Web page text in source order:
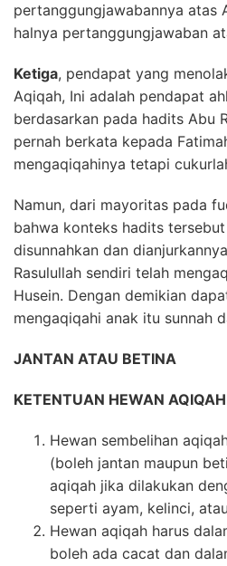
pertanggungjawabannya atas
halnya pertanggungjawaban
Ketiga, pendapat yang
Aqiqah, Ini adalah pendapat
berdasarkan pada hadits Abu
pernah berkata kepada
mengaqiqahinya tetapi
Namun, dari mayoritas pada
bahwa konteks hadits
disunnahkan dan
Rasulullah sendiri telah
Husein. Dengan demikian
mengaqiqahi anak itu sunnah
JANTAN ATAU BETINA
KETENTUAN HEWAN AQIQAH
Hewan sembelihan
(boleh jantan maupun
aqiqah jika dilakukan
seperti ayam, kelinci,
Hewan aqiqah harus
boleh ada cacat dan